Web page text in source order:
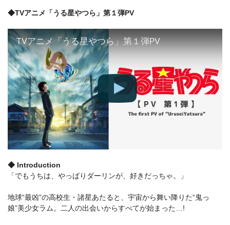
◆TVアニメ「うる星やつら」第１弾PV
TVアニメ「うる星やつら」第１弾PV
◆ Introduction
「でもうちは、やっぱりダーリンが、好きだっちゃ。」
地球“最凶”の高校生・諸星あたると、宇宙から舞い降りた“鬼っ
娘”美少女ラム。二人の出会いからすべてが始まった…!